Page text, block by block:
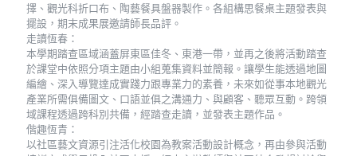
擇、觀光科折口布、陶藝餐具盤器製作。各組構思餐桌主題發表與
擺設，期末成果展邀請師長品評。
走讀恆春：
本學期踏查區域涵蓋屏東區佳冬、東港一帶，並再之後將活動踏查
於課堂中依照分項主題由小組蒐集資料並簡報。讓學生能透過地圖
編繪、深入導覽達成實踐力跟專業力的素養，未來如從事本地觀光
產業所需俱備圖文、口語並俱之溝通力、與顧客、聽眾互動。跨領
域課程透過跨科別共備，經踏查走讀，並發表主題作品。
偕趣恆青：
以社區藝文資源引注活化校園為教案活動設計概念，再由參與活動